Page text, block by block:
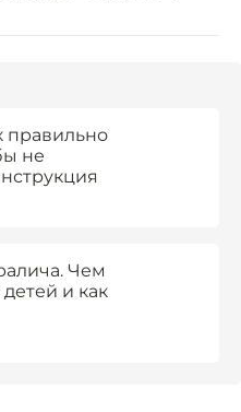
правильно
не
Чем
и как